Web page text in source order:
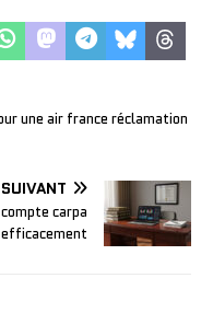
une air france réclamation
SUIVANT
carpa
efficacement